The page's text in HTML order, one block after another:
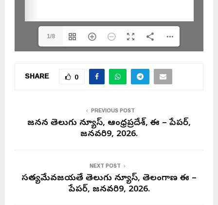
1/8
SHARE 0
PREVIOUS POST
జనసేన తెలుగు న్యూస్, ఆంధ్రప్రదేశ్, ఈ – పేపర్,
జనవరి9, 2026.
NEXT POST
సత్యమేవజయతే తెలుగు న్యూస్, తెలంగాణ ఈ –
పేపర్, జనవరి9, 2026.